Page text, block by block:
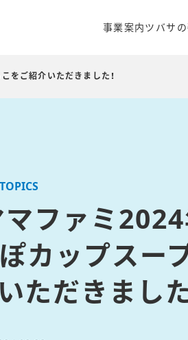
事業案内
商品開発・販売
WEBマーケティ
ツバサ
をご紹介いただきました！
ファミ
カップスー
ただきました
TOPICS